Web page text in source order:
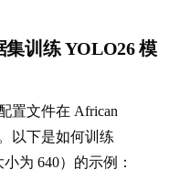
训练 YOLO26 模
置文件在 African
以下是如何训练
为 640）的示例：